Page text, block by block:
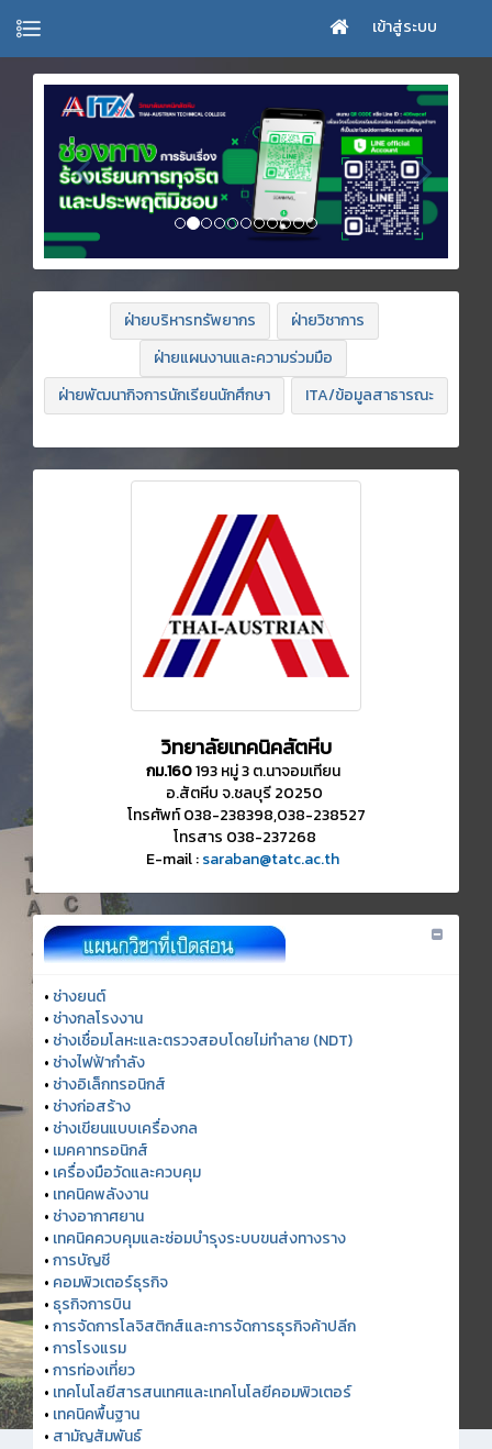
เข้าสู่ระบบ
ฝ่ายบริหารทรัพยากร
ฝ่ายวิชาการ
ฝ่ายแผนงานและความร่วมมือ
ฝ่ายพัฒนากิจการนักเรียนนักศึกษา
ITA/ข้อมูลสาธารณะ
วิทยาลัยเทคนิคสัตหีบ
กม.160193 หมู่ 3 ต.นาจอมเทียน
อ.สัตหีบ จ.ชลบุรี 20250
โทรศัพท์ 038-238398,038-238527
โทรสาร 038-237268
E-mail :saraban@tatc.ac.th
• ช่างยนต์
• ช่างกลโรงงาน
• ช่างเชื่อมโลหะและตรวจสอบโดยไม่ทำลาย (NDT)
• ช่างไฟฟ้ากำลัง
• ช่างอิเล็กทรอนิกส์
• ช่างก่อสร้าง
• ช่างเขียนแบบเครื่องกล
• เมคคาทรอนิกส์
• เครื่องมือวัดและควบคุม
• เทคนิคพลังงาน
• ช่างอากาศยาน
• เทคนิคควบคุมและซ่อมบำรุงระบบขนส่งทางราง
•การบัญชี
• คอมพิวเตอร์ธุรกิจ
• ธุรกิจการบิน
•การจัดการโลจิสติกส์และการจัดการธุรกิจค้าปลีก
•การโรงแรม
•การท่องเที่ยว
• เทคโนโลยีสารสนเทศและเทคโนโลยีคอมพิวเตอร์
• เทคนิคพื้นฐาน
• สามัญสัมพันธ์